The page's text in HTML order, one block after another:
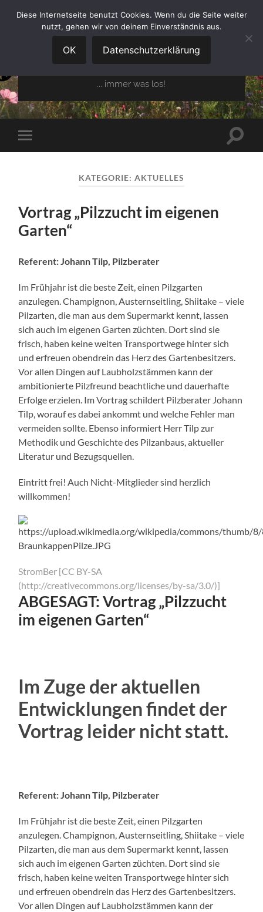
GARTENBAUVEREIN
OBERGLAIM E.V.
... immer was los!
Mobile-
Menü
KATEGORIE: AKTUELLES
Vortrag „Pilzzucht im eigenen
Garten“
Referent: Johann Tilp, Pilzberater
Im Frühjahr ist die beste Zeit, einen Pilzgarten
anzulegen. Champignon, Austernseitling, Shiitake – viele
Pilzarten, die man aus dem Supermarkt kennt, lassen
sich auch im eigenen Garten züchten. Dort sind sie
frisch, haben keine weiten Transportwege hinter sich
und erfreuen obendrein das Herz des Gartenbesitzers.
Vor allen Dingen auf Laubholzstämmen kann der
ambitionierte Pilzfreund beachtliche und dauerhafte
Erfolge erzielen. Im Vortrag schildert Pilzberater Johann
Tilp, worauf es dabei ankommt und welche Fehler man
vermeiden sollte. Ebenso informiert Herr Tilp zur
Methodik und Geschichte des Pilzanbaus, aktueller
Literatur und Bezugsquellen.
Eintritt frei! Auch Nicht-Mitglieder sind herzlich
willkommen!
StromBer [CC BY-SA
(http://creativecommons.org/licenses/by-sa/3.0/)]
ABGESAGT: Vortrag „Pilzzucht
im eigenen Garten“
Im Zuge der aktuellen
Entwicklungen findet der
Vortrag leider nicht statt.
Referent: Johann Tilp, Pilzberater
Im Frühjahr ist die beste Zeit, einen Pilzgarten
anzulegen. Champignon, Austernseitling, Shiitake – viele
Pilzarten, die man aus dem Supermarkt kennt, lassen
sich auch im eigenen Garten züchten. Dort sind sie
frisch, haben keine weiten Transportwege hinter sich
und erfreuen obendrein das Herz des Gartenbesitzers.
Vor allen Dingen auf Laubholzstämmen kann der
Diese Internetseite benutzt Cookies. Wenn du die Seite weiter
nutzt, gehen wir von deinem Einverständnis aus.
OK Datenschutzerklärung